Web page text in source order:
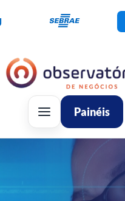
Painéis